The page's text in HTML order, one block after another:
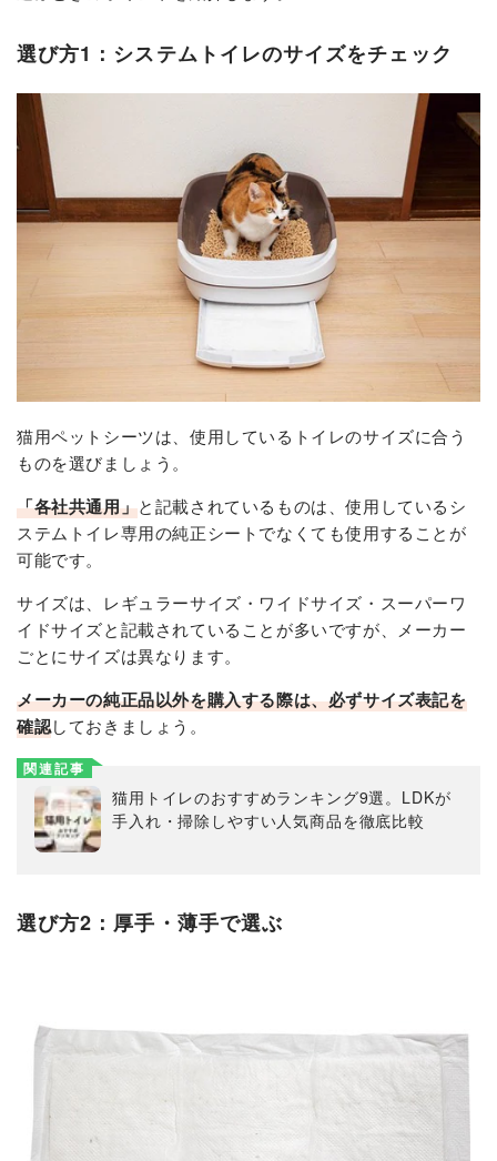
選び方1：システムトイレのサイズをチェック
猫用ペットシーツは、使用しているトイレのサイズに合う
ものを選びましょう。
「各社共通用」と記載されているものは、使用しているシ
ステムトイレ専用の純正シートでなくても使用することが
可能です。
サイズは、レギュラーサイズ・ワイドサイズ・スーパーワ
イドサイズと記載されていることが多いですが、メーカー
ごとにサイズは異なります。
メーカーの純正品以外を購入する際は、必ずサイズ表記を
確認しておきましょう。
関連記事
猫用トイレのおすすめランキング9選。LDKが
手入れ・掃除しやすい人気商品を徹底比較
選び方2：厚手・薄手で選ぶ